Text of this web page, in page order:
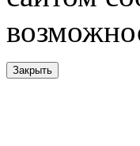
Закрыть